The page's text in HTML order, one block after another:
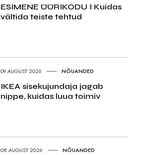
ESIMENE ÜÜRIKODU I Kuidas
vältida teiste tehtud
09.AUGUST 2026 NÕUANDED
IKEA sisekujundaja jagab
nippe, kuidas luua toimiv
08.AUGUST 2026 NÕUANDED